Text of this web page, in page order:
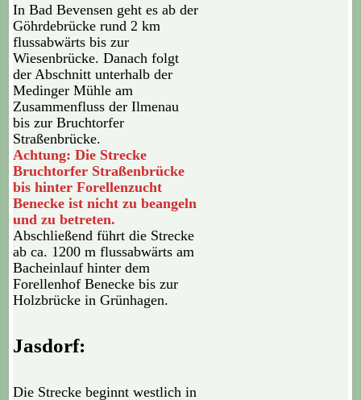
In Bad Bevensen geht es ab der
Göhrdebrücke rund 2 km
flussabwärts bis zur
Wiesenbrücke. Danach folgt
der Abschnitt unterhalb der
Medinger Mühle am
Zusammenfluss der Ilmenau
bis zur Bruchtorfer
Straßenbrücke.
Achtung: Die Strecke
Bruchtorfer Straßenbrücke
bis hinter Forellenzucht
Benecke ist nicht zu beangeln
und zu betreten.
Abschließend führt die Strecke
ab ca. 1200 m flussabwärts am
Bacheinlauf hinter dem
Forellenhof Benecke bis zur
Holzbrücke in Grünhagen.
Jasdorf:
Die Strecke beginnt westlich in